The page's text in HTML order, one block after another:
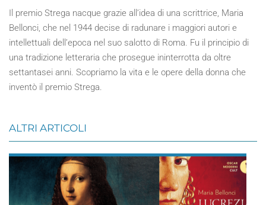
Il premio Strega nacque grazie all’idea di una scrittrice, Maria
Bellonci, che nel 1944 decise di radunare i maggiori autori e
intellettuali dell’epoca nel suo salotto di Roma. Fu il principio di
una tradizione letteraria che prosegue ininterrotta da oltre
settantasei anni. Scopriamo la vita e le opere della donna che
inventò il premio Strega.
ALTRI ARTICOLI